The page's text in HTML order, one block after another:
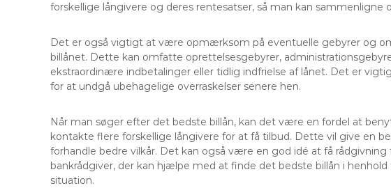
forskellige långivere og deres rentesatser, så man kan sammenligne
Det er også vigtigt at være opmærksom på eventuelle gebyrer og
billånet. Dette kan omfatte oprettelsesgebyrer,
ekstraordinære indbetalinger eller tidlig indfrielse af lånet. Det er
for at undgå ubehagelige overraskelser senere hen.
Når man søger efter det bedste billån, kan det være en fordel at
kontakte flere forskellige långivere for at få tilbud. Dette vil give en
forhandle bedre vilkår. Det kan også være en god idé at få
bankrådgiver, der kan hjælpe med at finde det bedste billån i
situation.